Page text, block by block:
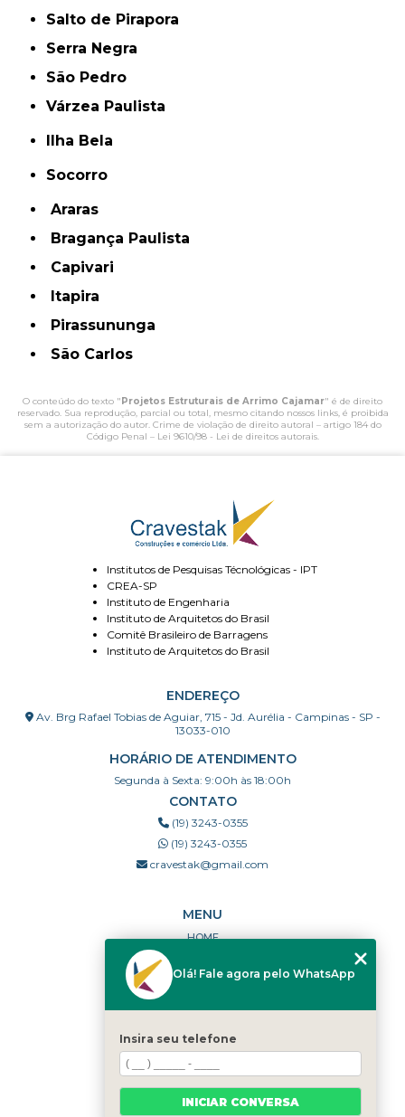
Salto de Pirapora
Serra Negra
São Pedro
Várzea Paulista
Ilha Bela
Socorro
Araras
Bragança Paulista
Capivari
Itapira
Pirassununga
São Carlos
O conteúdo do texto "Projetos Estruturais de Arrimo Cajamar" é de direito
reservado. Sua reprodução, parcial ou total, mesmo citando nossos links, é proibida
sem a autorização do autor. Crime de violação de direito autoral – artigo 184 do
Código Penal – Lei 9610/98 - Lei de direitos autorais.
Institutos de Pesquisas Técnológicas - IPT
CREA-SP
Instituto de Engenharia
Instituto de Arquitetos do Brasil
Comitê Brasileiro de Barragens
Instituto de Arquitetos do Brasil
ENDEREÇO
Av. Brg Rafael Tobias de Aguiar, 715 - Jd. Aurélia - Campinas - SP -
13033-010
HORÁRIO DE ATENDIMENTO
Segunda à Sexta: 9:00h às 18:00h
CONTATO
(19) 3243-0355
(19) 3243-0355
cravestak@gmail.com
MENU
HOME
PORTFÓLIO
DÚVIDAS FREQUENTES
CATEGORIAS
MAPA DO SITE
Olá! Fale agora pelo WhatsApp
Insira seu telefone
INICIAR CONVERSA